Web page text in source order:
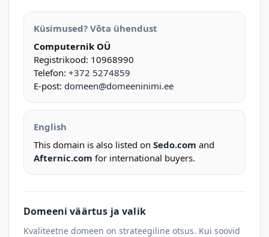
Küsimused? Võta ühendust
Computernik OÜ
Registrikood: 10968990
Telefon: +372 5274859
E-post: domeen@domeeninimi.ee
English
This domain is also listed on Sedo.com and
Afternic.com for international buyers.
Domeeni väärtus ja valik
Kvaliteetne domeen on strateegiline otsus. Kui soovid